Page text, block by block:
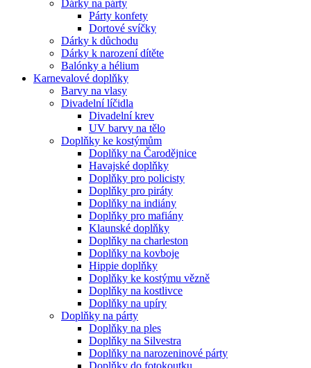
Dárky na párty
Párty konfety
Dortové svíčky
Dárky k důchodu
Dárky k narození dítěte
Balónky a hélium
Karnevalové doplňky
Barvy na vlasy
Divadelní líčidla
Divadelní krev
UV barvy na tělo
Doplňky ke kostýmům
Doplňky na Čarodějnice
Havajské doplňky
Doplňky pro policisty
Doplňky pro piráty
Doplňky na indiány
Doplňky pro mafiány
Klaunské doplňky
Doplňky na charleston
Doplňky na kovboje
Hippie doplňky
Doplňky ke kostýmu vězně
Doplňky na kostlivce
Doplňky na upíry
Doplňky na párty
Doplňky na ples
Doplňky na Silvestra
Doplňky na narozeninové párty
Doplňky do fotokoutku